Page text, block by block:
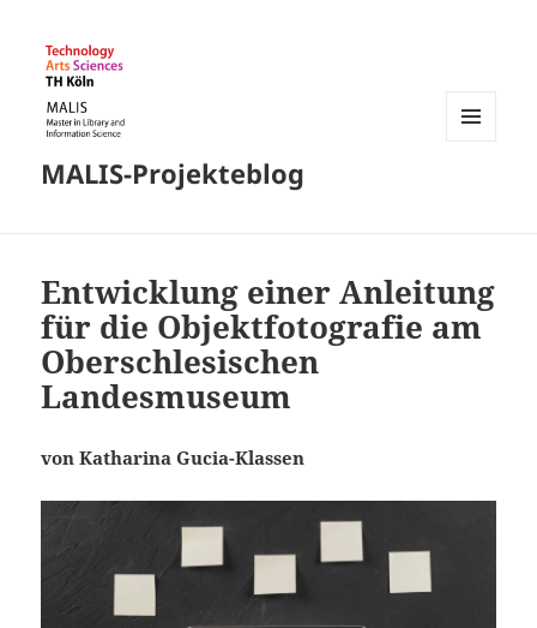
MALIS-Projekteblog
Entwicklung einer Anleitung
für die Objektfotografie am
Oberschlesischen
Landesmuseum
von Katharina Gucia-Klassen